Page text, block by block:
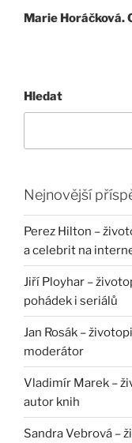
příspěvek
Marie Horáčková.
Hledat
Nejnovější
Perez Hilton –
a celebrit na
Jiří Ployhar –
pohádek i seriálů
Jan Rosák –
moderátor
Vladimír Marek –
autor knih
Sandra Vebrová –